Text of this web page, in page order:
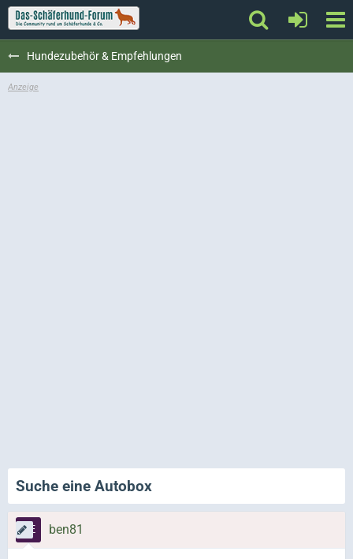
Hundezubehör & Empfehlungen
Suche eine Autobox
ben81